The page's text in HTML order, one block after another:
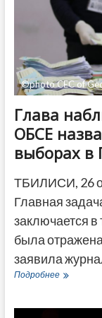
©photo CEC of
Глава
ОБСЕ
выборах в
ТБИЛИСИ, 26
Главная
заключается в
была
заявила
ПодробнееГлава